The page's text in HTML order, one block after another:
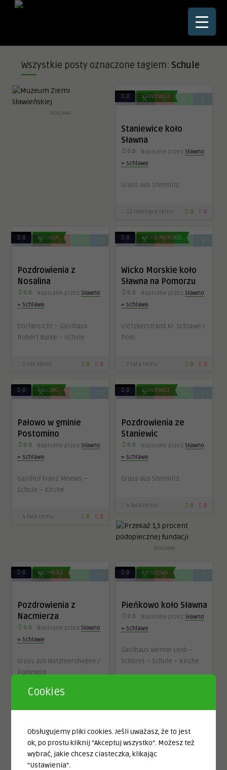
☰
Wszystkie posty oznaczone tagiem: Schule
REKLAMA
0 STANIEWICE
Staniewice koło
Sławna
0.0 Napisane przez Sławno
= Schlawe
Gruss aus Stemnitz
12 miesięcy temu 0 0
0 NOSALIN
Pozdrowienia z
Nosalina
0.0 Napisane przez Sławno
= Schlawe
Dorfansicht – Gasthaus
Robert Burke – Schule
1 rok temu 0 0
0 WICKO MORSKIE
Wicko Morskie koło
Sławna na Pomorzu
0.0 Napisane przez Sławno
= Schlawe
Vietzkerstrand Kr. Schlawe i.
Pom.
2 lata temu 0 0
0 PAŁOWO
Pałowo w gminie
Postomino
0.0 Napisane przez Sławno
= Schlawe
Gasthof Franz Moews –
Schule – Kirche
4 lata temu 0 0
0 STANIEWICE
Pozdrowienia ze
Staniewic
0.0 Napisane przez Sławno
= Schlawe
Gruss aus Stemnitz
4 lata temu 0 0
REKLAMA
0 NAĆMIERZ
Pozdrowienia z
Nacmierza
0.0 Napisane przez Sławno
= Schlawe
Gruss aus Natzmershagen /
Pommern
0 PIEŃKOWO
Pieńkowo koło Sławna
0.0 Napisane przez Sławno
= Schlawe
Gasthaus Werner Lenk –
Schloss – Schule – Kirche
Wicko Morskie z lotu
ptaka
Cookies
Obsługujemy pliki cookies. Jeśli uważasz, że to jest
ok, po prostu kliknij "Akceptuj wszystko". Możesz też
wybrać, jakie chcesz ciasteczka, klikając
"Ustawienia".